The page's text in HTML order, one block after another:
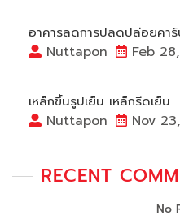
อาคารลดการปลดปล่อยคา
Nuttapon Feb
เหล็กขึ้นรูปเย็น เหล็กรีดเย็น
Nuttapon Nov
RECENT
No